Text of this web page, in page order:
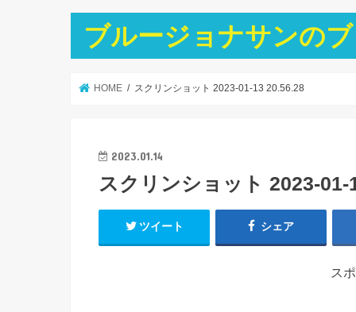
ブルージョナサンの
HOME スクリンショット 2023-01-13 20.56.28
2023.01.14
スクリンショット 2023-01-
ツイート シェア
ス